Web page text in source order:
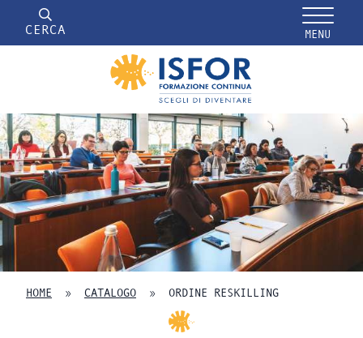
CERCA MENU
HOME » CATALOGO » ORDINE RESKILLING